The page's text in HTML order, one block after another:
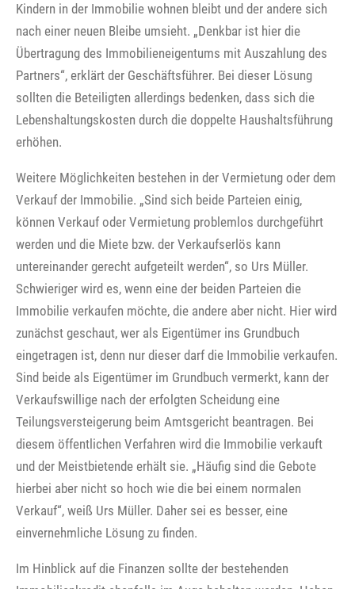
Kindern in der Immobilie wohnen bleibt und der andere sich
nach einer neuen Bleibe umsieht. „Denkbar ist hier die
Übertragung des Immobilieneigentums mit Auszahlung des
Partners“, erklärt der Geschäftsführer. Bei dieser Lösung
sollten die Beteiligten allerdings bedenken, dass sich die
Lebenshaltungskosten durch die doppelte Haushaltsführung
erhöhen.
Weitere Möglichkeiten bestehen in der Vermietung oder dem
Verkauf der Immobilie. „Sind sich beide Parteien einig,
können Verkauf oder Vermietung problemlos durchgeführt
werden und die Miete bzw. der Verkaufserlös kann
untereinander gerecht aufgeteilt werden“, so Urs Müller.
Schwieriger wird es, wenn eine der beiden Parteien die
Immobilie verkaufen möchte, die andere aber nicht. Hier wird
zunächst geschaut, wer als Eigentümer ins Grundbuch
eingetragen ist, denn nur dieser darf die Immobilie verkaufen.
Sind beide als Eigentümer im Grundbuch vermerkt, kann der
Verkaufswillige nach der erfolgten Scheidung eine
Teilungsversteigerung beim Amtsgericht beantragen. Bei
diesem öffentlichen Verfahren wird die Immobilie verkauft
und der Meistbietende erhält sie. „Häufig sind die Gebote
hierbei aber nicht so hoch wie die bei einem normalen
Verkauf“, weiß Urs Müller. Daher sei es besser, eine
einvernehmliche Lösung zu finden.
Im Hinblick auf die Finanzen sollte der bestehenden